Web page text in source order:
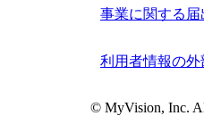
事業に関する
利用者情報の
© MyVision, Inc.